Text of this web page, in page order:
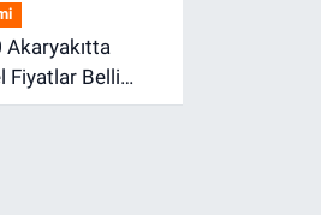
Hava Durumu
Fiyatlar Belli
Motorin ve